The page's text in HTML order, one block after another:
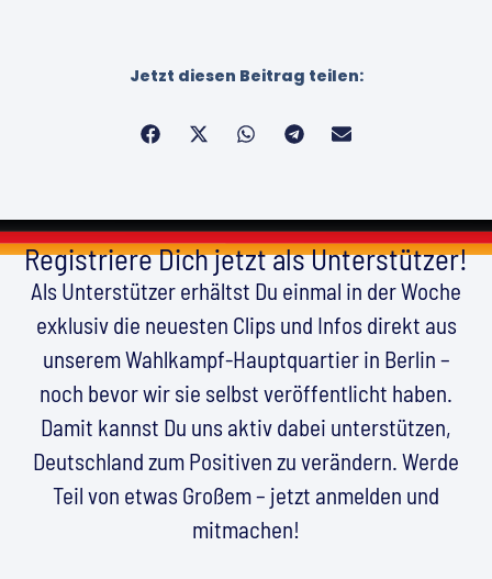
Jetzt diesen Beitrag teilen:
Registriere Dich jetzt als Unterstützer!
Als Unterstützer erhältst Du einmal in der Woche
exklusiv die neuesten Clips und Infos direkt aus
unserem Wahlkampf-Hauptquartier in Berlin –
noch bevor wir sie selbst veröffentlicht haben.
Damit kannst Du uns aktiv dabei unterstützen,
Deutschland zum Positiven zu verändern. Werde
Teil von etwas Großem – jetzt anmelden und
mitmachen!